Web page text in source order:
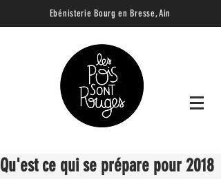
Ebénisterie Bourg en Bresse, Ain
Qu'est ce qui se prépare pour 2018